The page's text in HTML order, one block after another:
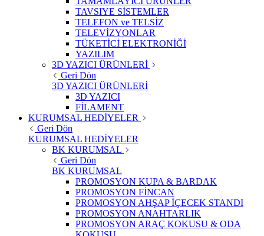
TAVSIYE SİSTEMLER
TELEFON ve TELSİZ
TELEVİZYONLAR
TÜKETİCİ ELEKTRONİĞİ
YAZILIM
3D YAZICI ÜRÜNLERİ
Geri Dön
3D YAZICI ÜRÜNLERİ
3D YAZICI
FİLAMENT
KURUMSAL HEDİYELER
Geri Dön
KURUMSAL HEDİYELER
BK KURUMSAL
Geri Dön
BK KURUMSAL
PROMOSYON KUPA & BARDAK
PROMOSYON FİNCAN
PROMOSYON AHŞAP İÇECEK STANDI
PROMOSYON ANAHTARLIK
PROMOSYON ARAÇ KOKUSU & ODA